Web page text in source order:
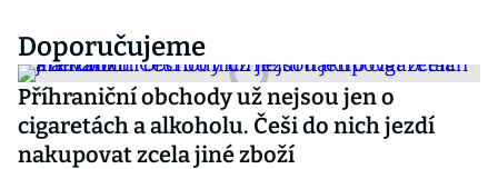
Doporučujeme
Příhraniční obchody už nejsou jen o
cigaretách a alkoholu. Češi do nich jezdí
nakupovat zcela jiné zboží